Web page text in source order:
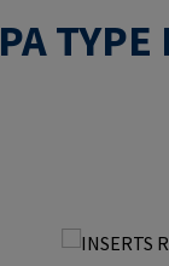
TYPE